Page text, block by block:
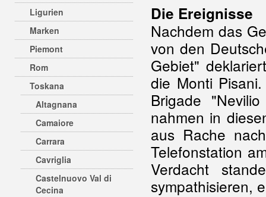
Ligurien
Marken
Piemont
Rom
Toskana
Altagnana
Camaiore
Carrara
Cavriglia
Castelnuovo Val di
Cecina
Die Ereignisse
Nachdem das
von den
Gebiet"
die Monti
Brigade
nahmen in
aus Rache
Telefonstation
Verdacht
sympathisieren,